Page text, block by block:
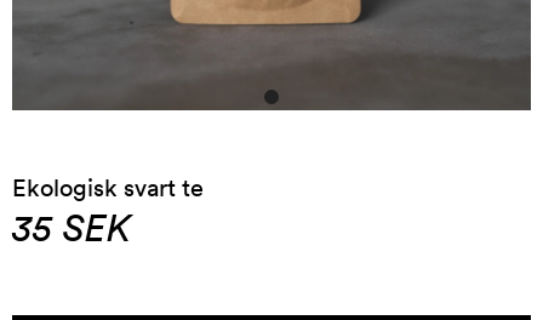
Ekologisk svart te
35 SEK